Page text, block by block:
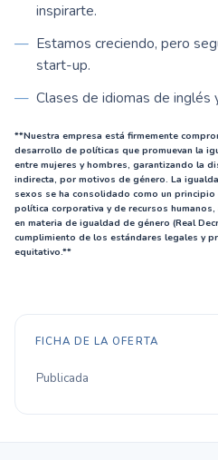
inspirarte.
Estamos creciendo, pero
start-up.
Clases de idiomas de inglés
**Nuestra empresa está firmemente
desarrollo de políticas que promuevan la
entre mujeres y hombres, garantizando la
indirecta, por motivos de género. La
sexos se ha consolidado como un
política corporativa y de recursos
en materia de igualdad de género (Real
cumplimiento de los estándares legales y
equitativo.**
FICHA DE LA OFERTA
Publicada